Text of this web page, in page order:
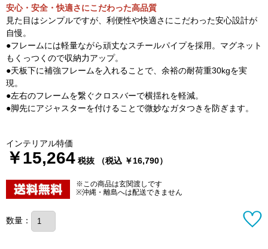
安心・安全・快適さにこだわった高品質
見た目はシンプルですが、利便性や快適さにこだわった安心設計が
自慢。
●フレームには軽量ながら頑丈なスチールパイプを採用。マグネット
もくっつくので収納力アップ。
●天板下に補強フレームを入れることで、余裕の耐荷重30kgを実
現。
●左右のフレームを繋ぐクロスバーで横揺れを軽減。
●脚先にアジャスターを付けることで微妙なガタつきを防ぎます。
インテリアル特価
￥15,264 税抜 （税込 ￥16,790）
※この商品は玄関渡しです
※沖縄・離島へは配送できません
数量：